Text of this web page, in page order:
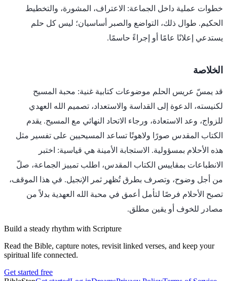
خطوات عملية داخل الجماعة: الاعتراف، المشورة، والتخطيط
الحكيم. طوال ذلك، التواضع والصبر أساسيان؛ ليس كل حلم
يستدعي إعلانًا عامًا أو إجراءً حاسمًا.
الخلاصة
قد يمسّ عريس الحلم موضوعات كتابية غنية: محبة المسيح
لكنيسته، الدعوة إلى القداسة والاستعداد، تصميم الله العهدي
للزواج، وعد الاستعادة، ورجاء الاتحاد النهائي مع المسيح. يقدم
الكتاب المقدس صورًا ولاهوتًا تساعد المسيحيين على تفسير مثل
هذه الأحلام بمسؤولية. الاستجابة الأمينة هي قياسية: اختبر
الانطباعات بمقاييس الكتاب المقدس، اطلب تمييز الجماعة، صلّ
من أجل وضوح، وتصرف بطرق تُظهر ثمر الإنجيل. في هذا الموقف،
تصبح الأحلام فرصًا لتأمل أعمق في محبة الله العهدية بدلاً من
مصادر للخوف أو يقين مطلق.
Build a steady rhythm with Scripture
Read the Bible, capture notes, revisit linked verses, and keep your
spiritual life connected.
Get started free